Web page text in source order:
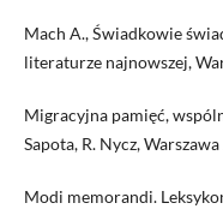
Mach A., Świadkowie
literaturze najnowszej,
Migracyjna pamięć,
Sapota, R. Nycz,
Modi memorandi.